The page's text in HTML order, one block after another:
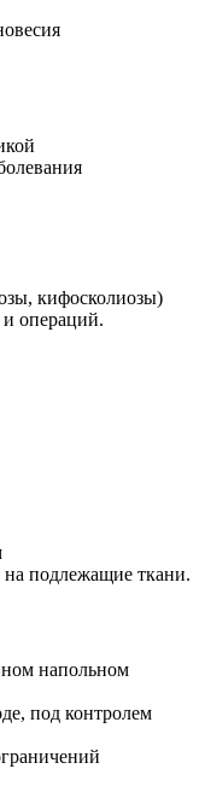
кифосколиозы)
операций.
на подлежащие ткани.
напольном
под контролем